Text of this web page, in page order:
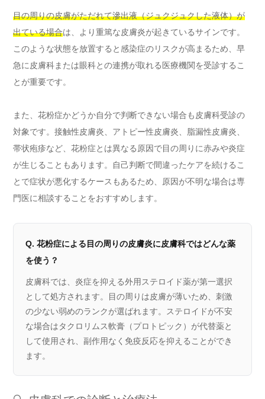
目の周りの皮膚がただれて滲出液（ジュクジュクした液体）が
出ている場合は、より重篤な皮膚炎が起きているサインです。
このような状態を放置すると感染症のリスクが高まるため、早
急に皮膚科または眼科との連携が取れる医療機関を受診するこ
とが重要です。
また、花粉症かどうか自分で判断できない場合も皮膚科受診の
対象です。接触性皮膚炎、アトピー性皮膚炎、脂漏性皮膚炎、
帯状疱疹など、花粉症とは異なる原因で目の周りに赤みや炎症
が生じることもあります。自己判断で間違ったケアを続けるこ
とで症状が悪化するケースもあるため、原因が不明な場合は専
門医に相談することをおすすめします。
Q. 花粉症による目の周りの皮膚炎に皮膚科ではどんな薬
を使う？
皮膚科では、炎症を抑える外用ステロイド薬が第一選択
として処方されます。目の周りは皮膚が薄いため、刺激
の少ない弱めのランクが選ばれます。ステロイドが不安
な場合はタクロリムス軟膏（プロトピック）が代替薬と
して使用され、副作用なく免疫反応を抑えることができ
ます。